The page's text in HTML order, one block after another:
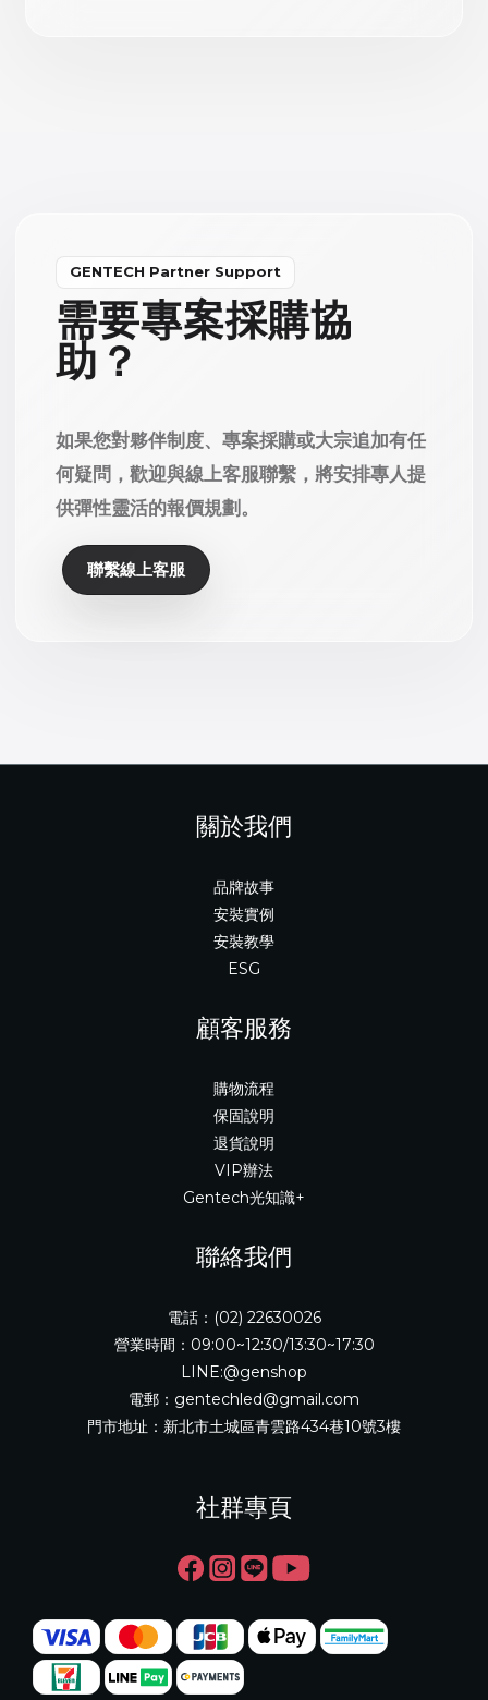
GENTECH Partner Support
需要專案採購協
助？
如果您對夥伴制度、專案採購或大宗追加有任
何疑問，歡迎與線上客服聯繫，將安排專人提
供彈性靈活的報價規劃。
聯繫線上客服
關於我們
品牌故事
安裝實例
安裝教學
ESG
顧客服務
購物流程
保固說明
退貨說明
VIP辦法
Gentech光知識+
聯絡我們
電話：(02) 22630026
營業時間：09:00~12:30/13:30~17:30
LINE:@genshop
電郵：gentechled@gmail.com
門市地址：新北市土城區青雲路434巷10號3樓
社群專頁